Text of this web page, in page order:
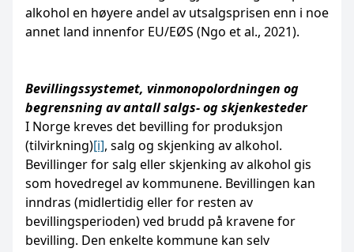
alkohol en høyere andel av utsalgsprisen enn i noe
annet land innenfor EU/EØS (Ngo et al., 2021).
Bevillingssystemet, vinmonopolordningen og
begrensning av antall salgs- og skjenkesteder
I Norge kreves det bevilling for produksjon
(tilvirkning)[i], salg og skjenking av alkohol.
Bevillinger for salg eller skjenking av alkohol gis
som hovedregel av kommunene. Bevillingen kan
inndras (midlertidig eller for resten av
bevillingsperioden) ved brudd på kravene for
bevilling. Den enkelte kommune kan selv